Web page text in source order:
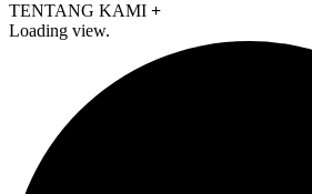
TENTANG KAMI +
Loading view.